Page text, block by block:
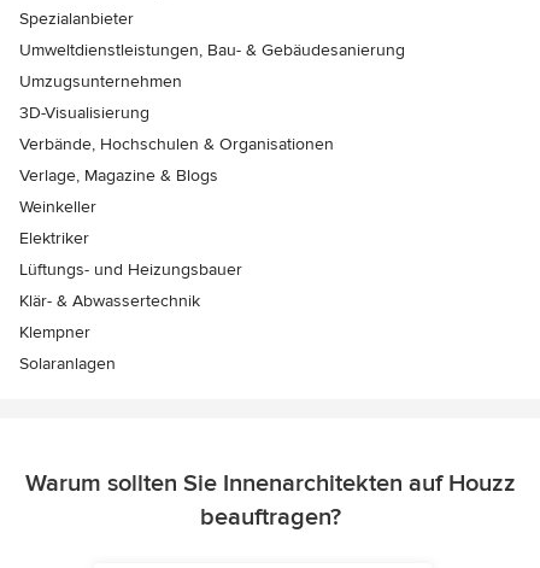
Spezialanbieter
Umweltdienstleistungen, Bau- & Gebäudesanierung
Umzugsunternehmen
3D-Visualisierung
Verbände, Hochschulen & Organisationen
Verlage, Magazine & Blogs
Weinkeller
Elektriker
Lüftungs- und Heizungsbauer
Klär- & Abwassertechnik
Klempner
Solaranlagen
Warum sollten Sie Innenarchitekten auf Houzz
beauftragen?